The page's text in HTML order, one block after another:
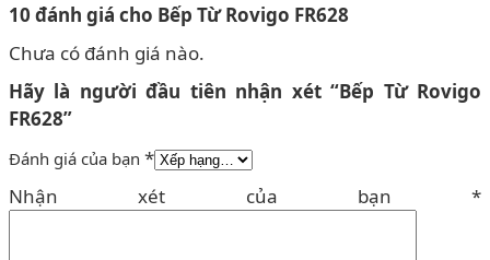
10 đánh giá cho Bếp Từ Rovigo FR628
Chưa có đánh giá nào.
Hãy là người đầu tiên nhận xét “Bếp Từ Rovigo
FR628”
Đánh giá của bạn *
Nhận xét của bạn *